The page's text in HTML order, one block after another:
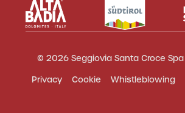
© 2026 Seggiovia Santa Croce Spa
Privacy
Cookie Whistleblowing